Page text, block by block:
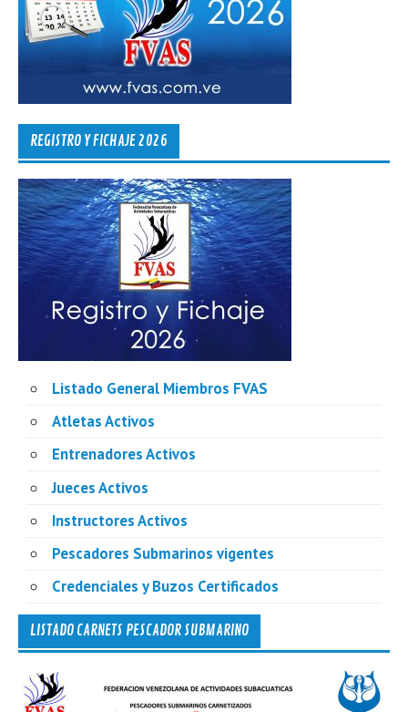
REGISTRO Y FICHAJE 2026
Listado General Miembros FVAS
Atletas Activos
Entrenadores Activos
Jueces Activos
Instructores Activos
Pescadores Submarinos vigentes
Credenciales y Buzos Certificados
LISTADO CARNETS PESCADOR SUBMARINO